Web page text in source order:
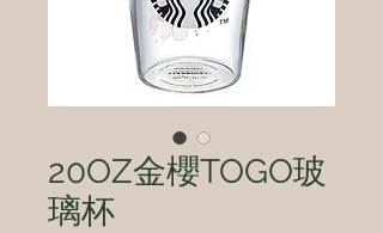
20OZ金櫻TOGO玻
璃杯